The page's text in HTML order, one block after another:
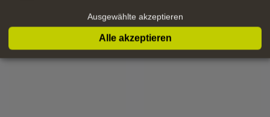
Ausgewählte akzeptieren
Alle akzeptieren